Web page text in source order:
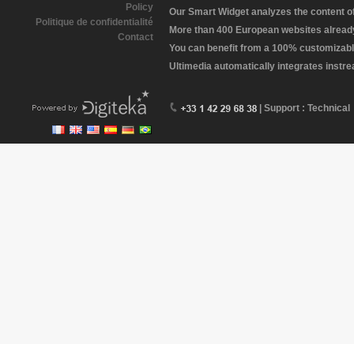
Policy
Politique de confidentialité
Contact
Our Smart Widget analyzes the content
More than 400 European websites
You can benefit from a 100%
Ultimedia automatically integrates
| Support : Technical